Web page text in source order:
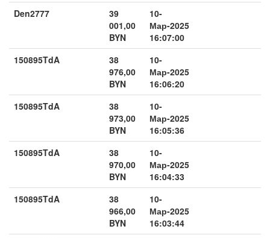
Den2777
39
001,00
BYN
10-
Мар-2025
16:07:00
150895TdA
38
976,00
BYN
10-
Мар-2025
16:06:20
150895TdA
38
973,00
BYN
10-
Мар-2025
16:05:36
150895TdA
38
970,00
BYN
10-
Мар-2025
16:04:33
150895TdA
38
966,00
BYN
10-
Мар-2025
16:03:44